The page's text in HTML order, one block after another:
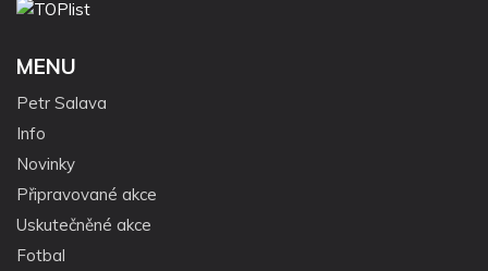
MENU
Petr Salava
Info
Novinky
Připravované akce
Uskutečněné akce
Fotbal